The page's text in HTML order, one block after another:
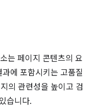
는 페이지 콘텐츠의 요
에 포함시키는 고품질
의 관련성을 높이고 검
습니다.